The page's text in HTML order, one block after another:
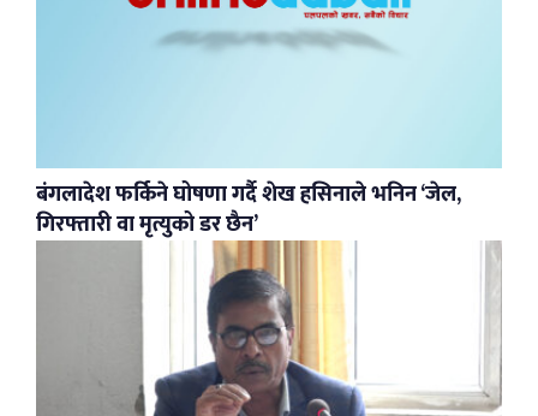
बंगलादेश फर्किने घोषणा गर्दै शेख हसिनाले भनिन ‘जेल,
गिरफ्तारी वा मृत्युको डर छैन’